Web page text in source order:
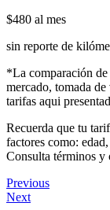
$480 al mes
sin reporte de
*La comparación de
mercado, tomada
tarifas aqui
Recuerda que tu
factores como:
Consulta términos y
Previous
Next